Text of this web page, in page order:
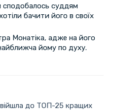
сподобалось суддям
бачити його в своїх
Монатіка, адже на його
йому по духу.
до ТОП-25 кращих